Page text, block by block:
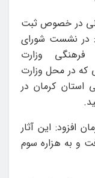
در خصوص ثبت
در نشست شورای
وزارت
که در محل وزارت
شد، ۱۰ اثر باستانی استان کرمان در
افزود: این آثار
و به هزاره سوم